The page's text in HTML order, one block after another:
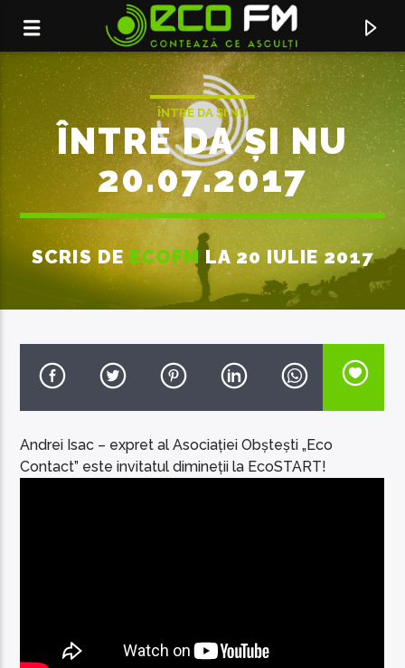
ACUM ÎN DIRECT
SERVICIUL DE PUBLICITATE:
ÎNTRE DA ȘI NU
ÎNTRE DA ȘI NU
20.07.2017
SCRIS DEECOFM LA 20 IULIE 2017
Andrei Isac – expret al Asociației Obștești „Eco
Contact” este invitatul dimineții la EcoSTART!